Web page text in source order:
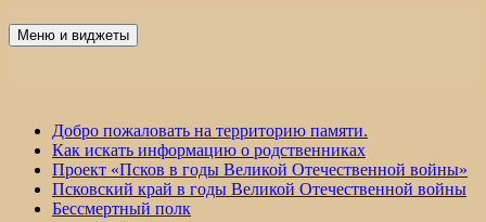
Победа 60
Меню и виджеты
Добро пожаловать на территорию памяти.
Как искать информацию о родственниках
Проект «Псков в годы Великой Отечественной войны»
Псковский край в годы Великой Отечественной войны
Бессмертный полк